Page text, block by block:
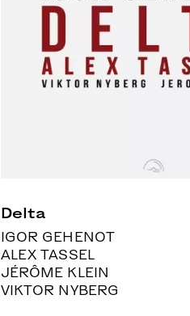
Delta
IGOR GEHENOT
ALEX TASSEL
JÉRÔME KLEIN
VIKTOR NYBERG